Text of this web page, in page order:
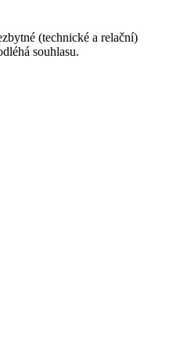
(technické a relační)
souhlasu.